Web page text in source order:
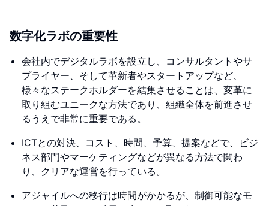
数字化ラボの重要性
会社内でデジタルラボを設立し、コンサルタントやサ
プライヤー、そして革新者やスタートアップなど、
様々なステークホルダーを結集させることは、変革に
取り組むユニークな方法であり、組織全体を前進させ
るうえで非常に重要である。
ICTとの対決、コスト、時間、予算、提案などで、ビジ
ネス部門やマーケティングなどが異なる方法で関わ
り、クリアな運営を行っている。
アジャイルへの移行は時間がかかるが、制御可能なモ